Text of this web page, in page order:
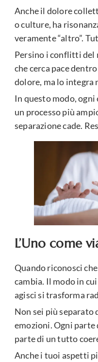
Anche il dolore
o culture, ha
veramente “altro”.
Persino i conflitti del
che cerca pace
dolore, ma lo integra
In questo modo,
un processo più
separazione cade.
L’Uno come
Quando riconosci
cambia. Il modo in
agisci si trasforma
Non sei più separato
emozioni. Ogni parte
parte di un tutto
Anche i tuoi aspetti